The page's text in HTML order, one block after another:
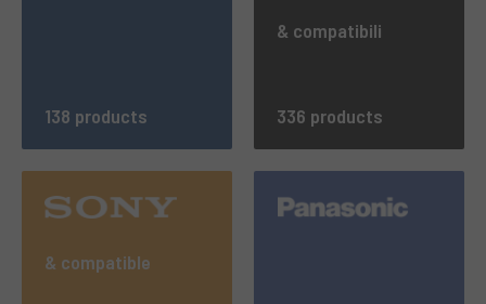
138 products
& compatibili
336 products
& compatible